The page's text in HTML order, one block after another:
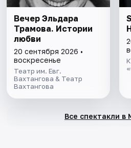
Вечер Эльдара
Трамова. Истории
любви
20 сентября 2026 •
воскресенье
Театр им. Евг.
Вахтангова & Театр
Вахтангова
Все спектакли в